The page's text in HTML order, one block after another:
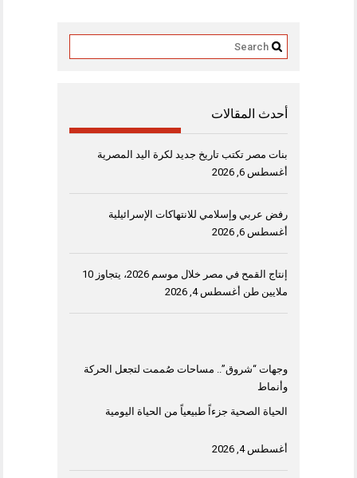
أحدث المقالات
بنات مصر تكتب تاريخ جديد لكرة اليد المصرية
أغسطس 6, 2026
رفض عربي وإسلامي للانتهاكات الإسرائيلية
أغسطس 6, 2026
إنتاج القمح في مصر خلال موسم 2026، يتجاوز 10
ملايين طن أغسطس 4, 2026
وجهات “شروق”.. مساحات صُممت لتجعل الحركة
وأنماط
الحياة الصحية جزءاً طبيعياً من الحياة اليومية
أغسطس 4, 2026